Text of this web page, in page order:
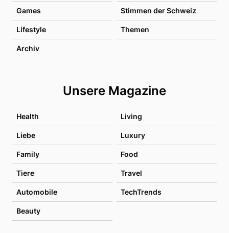
Games Stimmen der Schweiz
Lifestyle Themen
Archiv
Unsere Magazine
Health Living
Liebe Luxury
Family Food
Tiere Travel
Automobile TechTrends
Beauty